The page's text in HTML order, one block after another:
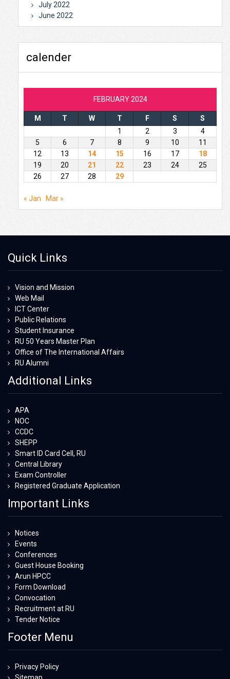
July 2022
June 2022
calender
FEBRUARY 2024
M T W T F S
S
1
2 3
4
5
6 7 8 9 10
11
12
13 14 15 16 17
18
19
20 21 22 23 24
25
26
27 28 29
« Jan Mar »
Quick Links
Vision and Mission
Web Mail
ICT Center
Public Relations
Student Insurance
RU 50 Years Master Plan
Office of The International Affairs
RU Alumni
Additional Links
APA
NOC
CCDC
SHEPP
Smart ID Card Cell, RU
Central Library
Exam Controller
Registered Graduate Application
Important Links
Notices
Events
Conferences
Guest House Booking
Arun HPCC
Form Download
Convocation
Recruitment at RU
Tender Notice
Footer Menu
Privacy Policy